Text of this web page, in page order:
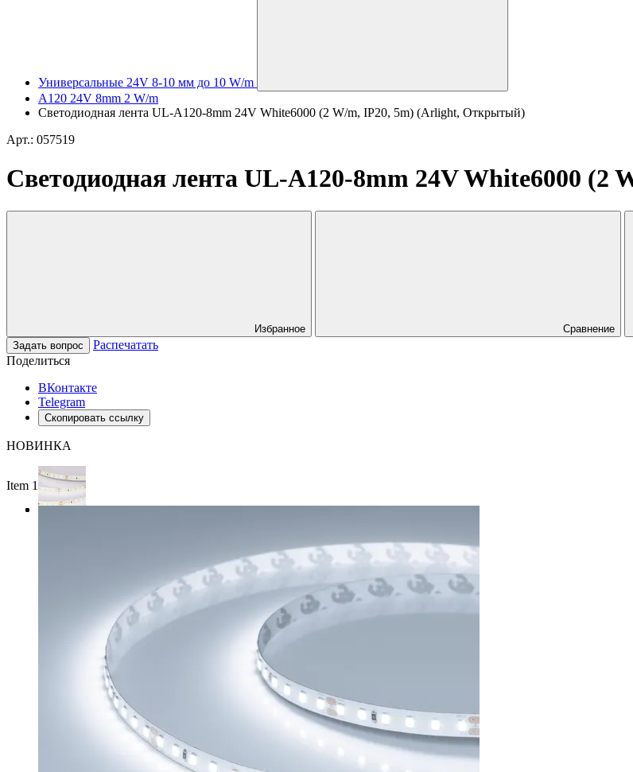
Универсальные 24V 8-10 мм до 10 W/m
A120 24V 8mm 2 W/m
Светодиодная лента UL-A120-8mm 24V White6000 (2 W/m, IP20, 5m) (Arlight, Открытый)
Арт.: 057519
Светодиодная лента UL-A120-8mm 24V White6000
Избранное Сравнение
Задать вопрос
Распечатать
Поделиться
ВКонтакте
Telegram
Скопировать ссылку
НОВИНКА
Item 1 of 3